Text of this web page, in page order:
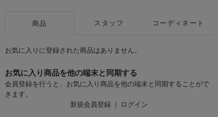
商品 スタッフ コーディネート
お気に入りに登録された商品はありません。
お気に入り商品を他の端末と同期する
会員登録を行うと、お気に入り商品を他の端末と同期することがで
きます。
新規会員登録 ｜ ログイン